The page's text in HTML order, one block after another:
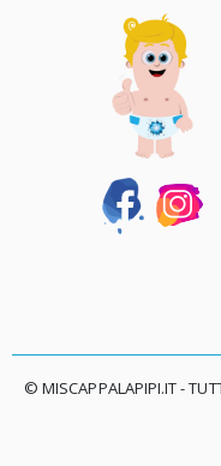
© MISCAPPALAPIPI.IT -